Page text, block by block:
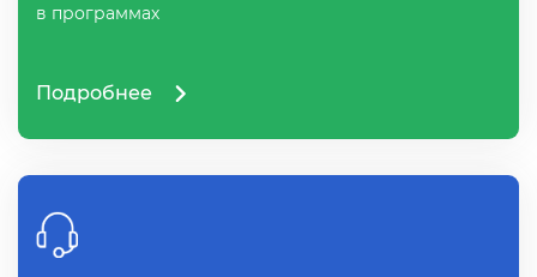
программах
Подробнее